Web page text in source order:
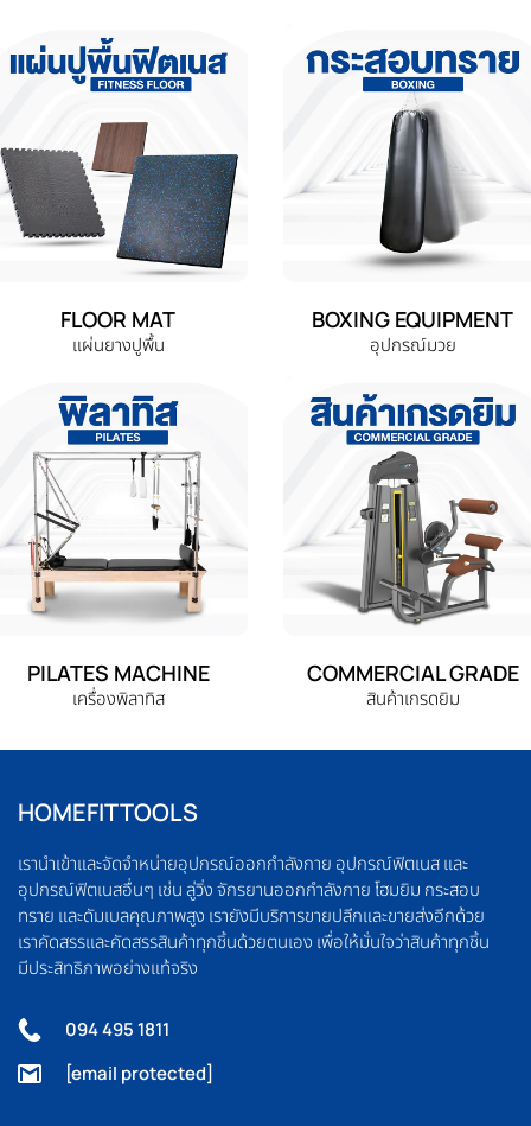
FLOOR MAT
แผ่นยางปูพื้น
BOXING EQUIPMENT
อุปกรณ์มวย
PILATES MACHINE
เครื่องพิลาทิส
COMMERCIAL GRADE
สินค้าเกรดยิม
HOMEFITTOOLS
เรานำเข้าและจัดจำหน่ายอุปกรณ์ออกกำลังกาย อุปกรณ์ฟิตเนส และ
อุปกรณ์ฟิตเนสอื่นๆ เช่น ลู่วิ่ง จักรยานออกกำลังกาย โฮมยิม กระสอบ
ทราย และดัมเบลคุณภาพสูง เรายังมีบริการขายปลีกและขายส่งอีกด้วย
เราคัดสรรและคัดสรรสินค้าทุกชิ้นด้วยตนเอง เพื่อให้มั่นใจว่าสินค้าทุกชิ้น
มีประสิทธิภาพอย่างแท้จริง
094 495 1811
[email protected]